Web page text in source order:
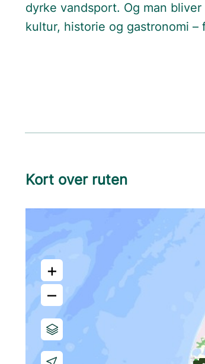
dyrke vandsport. Og man
kultur, historie og gastronomi –
Kort over ruten
+
–